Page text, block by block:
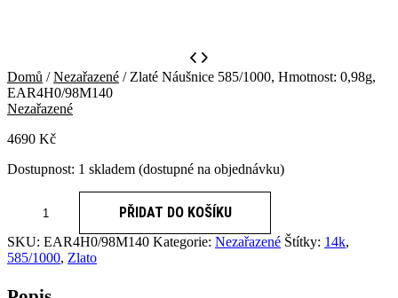
Domů /Nezařazené / Zlaté Náušnice 585/1000, Hmotnost: 0,98g,
EAR4H0/98M140
Nezařazené
4690 Kč
Dostupnost: 1 skladem (dostupné na objednávku)
Náušnice
585/1000,
Hmotnost:
0,98g,
PŘIDAT DO KOŠÍKU
SKU: EAR4H0/98M140 Kategorie: Nezařazené Štítky: 14k,
585/1000, Zlato